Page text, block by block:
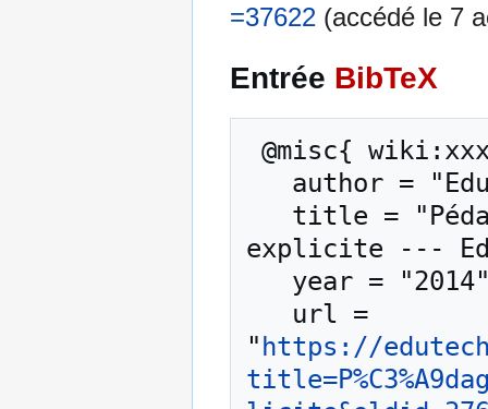
=37622 (accédé le 7
Entrée BibTeX
explicite ---
" https://